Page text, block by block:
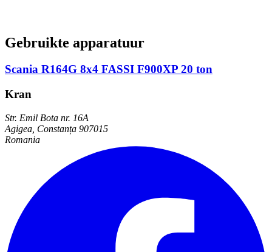
Gebruikte apparatuur
Scania R164G 8x4 FASSI F900XP 20 ton
Kran
Str. Emil Bota nr. 16A
Agigea, Constanța 907015
Romania